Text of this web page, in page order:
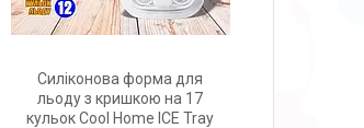
Силіконова форма для
льоду з кришкою на 17
кульок Cool Home ICE Tray